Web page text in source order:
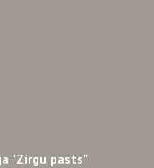
"Zirgu pasts"